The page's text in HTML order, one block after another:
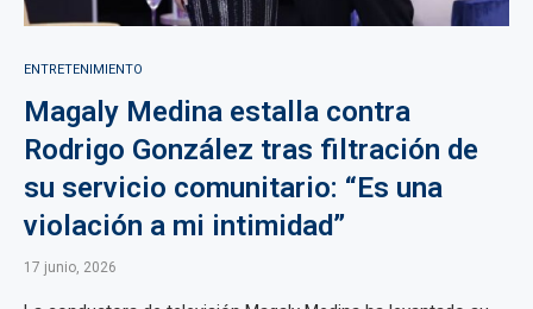
ENTRETENIMIENTO
Magaly Medina estalla contra
Rodrigo González tras filtración de
su servicio comunitario: “Es una
violación a mi intimidad”
17 junio, 2026